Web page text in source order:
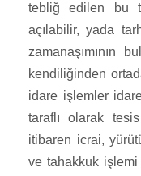
tebliğ edilen bu
açılabilir, yada
zamanaşımının
kendiliğinden
idare işlemler
taraflı olarak
itibaren icrai,
ve tahakkuk